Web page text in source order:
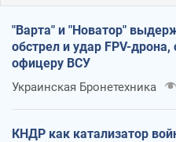
"Варта" и "Новатор"
обстрел и удар FPV-
офицеру ВСУ
Украинская Бронетехника
КНДР как катализатор